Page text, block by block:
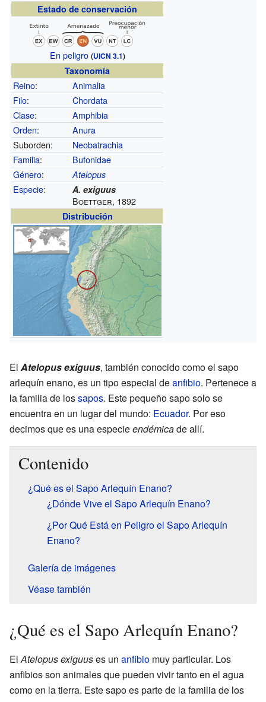
Estado de conservación
En peligro (UICN 3.1)
Taxonomía
Reino:
Animalia
Filo:
Chordata
Clase:
Amphibia
Orden:
Anura
Suborden:
Neobatrachia
Familia:
Bufonidae
Género: Atelopus
Especie: A. exiguus
Boettger, 1892
Distribución
El Atelopus exiguus, también conocido como el sapo
arlequín enano, es un tipo especial deanfibio. Pertenece a
la familia de lossapos. Este pequeño sapo solo se
encuentra en un lugar del mundo: Ecuador. Por eso
decimos que es una especieendémicade allí.
Contenido
¿Qué es el Sapo Arlequín Enano?
¿Dónde Vive el Sapo Arlequín Enano?
¿Por Qué Está en Peligro el Sapo Arlequín
Enano?
Galería de imágenes
Véase también
¿Qué es el Sapo Arlequín Enano?
ElAtelopus exiguuses un anfibio muy particular. Los
anfibios son animales que pueden vivir tanto en el agua
como en la tierra. Este sapo es parte de la familia de los